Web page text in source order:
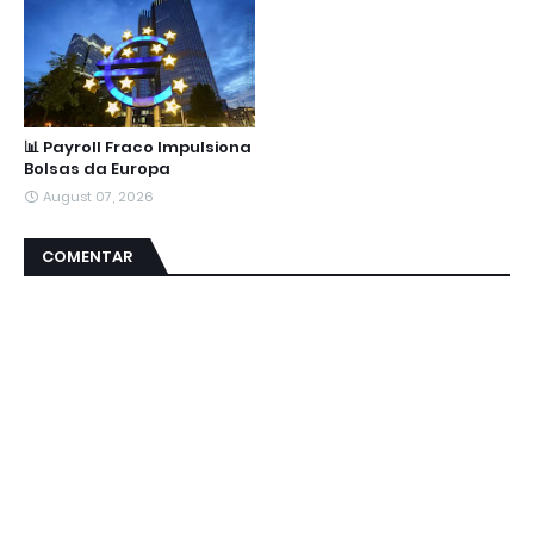
📊 Payroll Fraco Impulsiona
Bolsas da Europa
August 07, 2026
COMENTAR